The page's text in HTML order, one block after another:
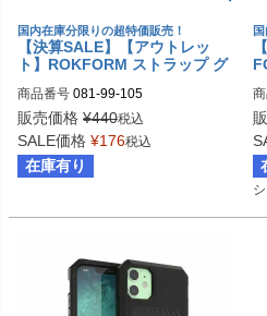
国内在庫分限りの超特価販売！
【決算SALE】【アウトレッ
ト】ROKFORM ストラップ グ
商品番号 081-99-105
販売価格 ¥440税込
SALE価格 ¥176税込
在庫有り